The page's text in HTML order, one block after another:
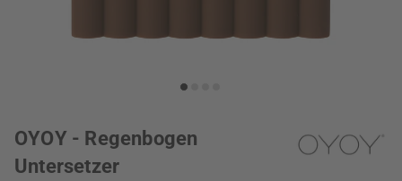
OYOY - Regenbogen
Untersetzer